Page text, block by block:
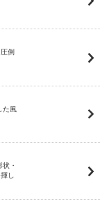
倒
た風
・
し